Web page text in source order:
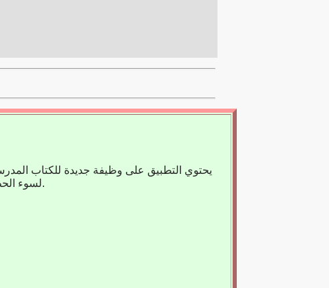
يحتوي التطبيق على وظيفة جديدة للكتاب
لسوء الحظ، لا يوجد حاليًا سوى عدد قليل من الكتب المسجلة، لذا فنحن نعتمد على مساعدتك.